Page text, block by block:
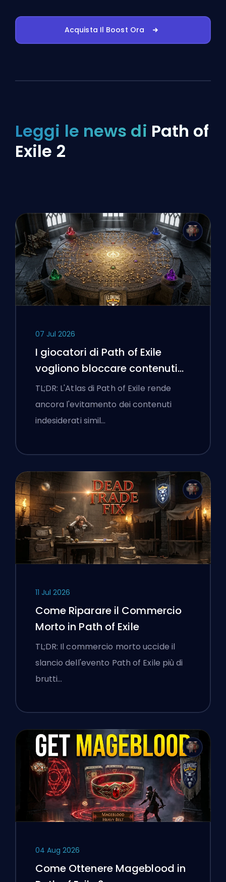
Acquista Il Boost Ora
Leggi le news di Path of
Exile 2
07 Jul 2026
I giocatori di Path of Exile
vogliono bloccare contenuti
cattivi e l'interfaccia continua
a ostacolarli
TL;DR: L'Atlas di Path of Exile rende
ancora l'evitamento dei contenuti
indesiderati simil…
11 Jul 2026
Come Riparare il Commercio
Morto in Path of Exile
TL;DR: Il commercio morto uccide il
slancio dell'evento Path of Exile più di
brutti…
04 Aug 2026
Come Ottenere Mageblood in